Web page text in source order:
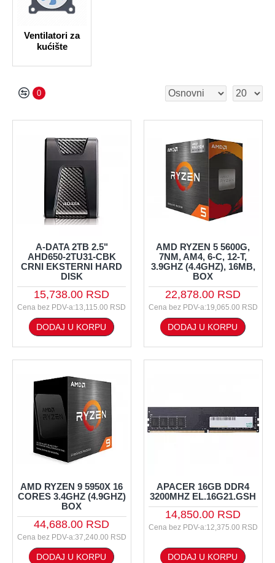
Ventilatori za
kućište
0
A-DATA 2TB 2.5"
AHD650-2TU31-CBK
CRNI EKSTERNI HARD
DISK
15,738.00 RSD
Cena bez PDV-a:13,115.00 RSD
DODAJ U KORPU
AMD RYZEN 5 5600G,
7NM, AM4, 6-C, 12-T,
3.9GHZ (4.4GHZ), 16MB,
BOX
22,878.00 RSD
Cena bez PDV-a:19,065.00 RSD
DODAJ U KORPU
AMD RYZEN 9 5950X 16
CORES 3.4GHZ (4.9GHZ)
BOX
44,688.00 RSD
Cena bez PDV-a:37,240.00 RSD
DODAJ U KORPU
APACER 16GB DDR4
3200MHZ EL.16G21.GSH
14,850.00 RSD
Cena bez PDV-a:12,375.00 RSD
DODAJ U KORPU